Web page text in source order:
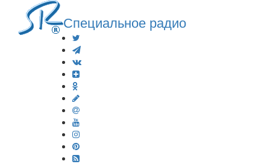
Специальное радио